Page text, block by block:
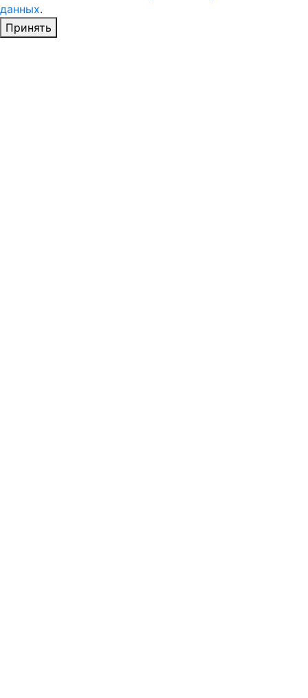
данных.
Принять